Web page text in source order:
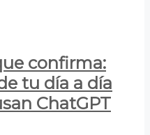
confirma:
tu día a día
ChatGPT